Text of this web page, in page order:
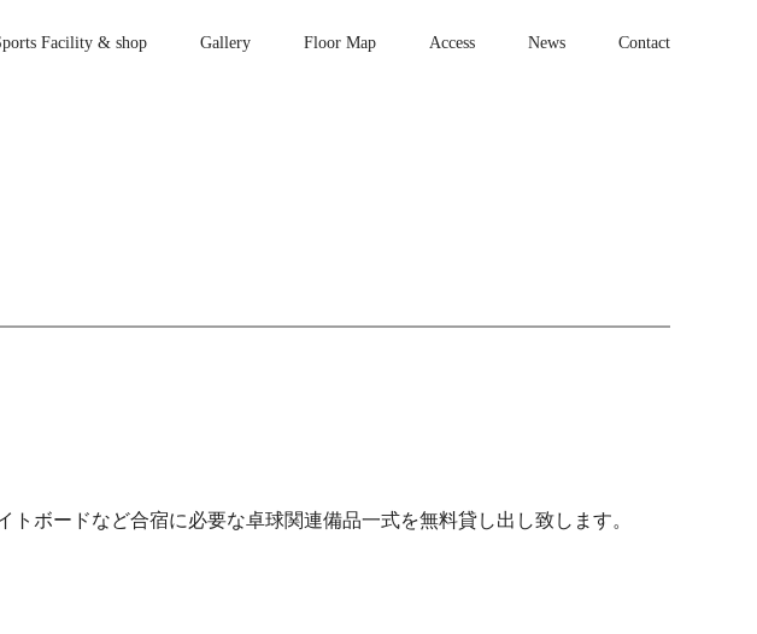
Facility & shop Gallery Floor Map Access News Contact
ボードなど合宿に必要な卓球関連備品一式を無料貸し出し致します。